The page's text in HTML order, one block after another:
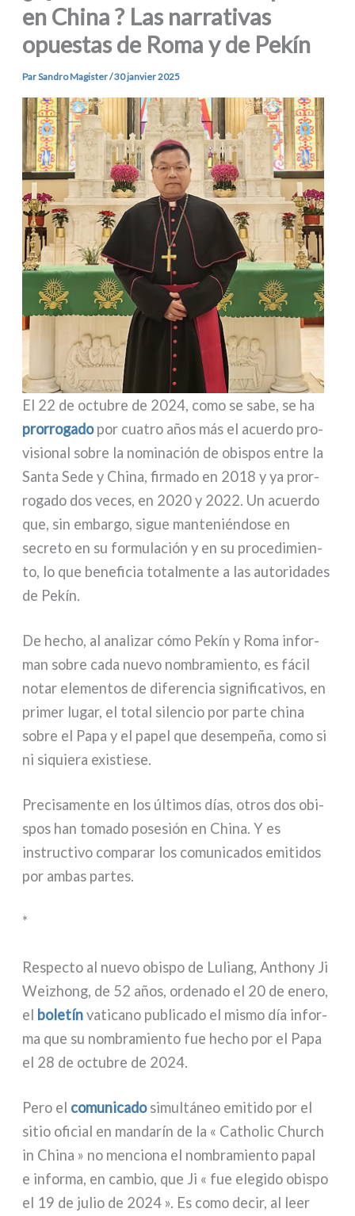
en China ? Las narrativas
opuestas de Roma y de Pekín
ParSandro Magister/30 janvier 2025
El 22 de octu­bre de 2024, como se sabe, se ha
pror­ro­ga­dopor cua­tro años más el acuer­do pro­
vi­sio­nal sobre la nomi­na­ción de obi­spos entre la
Santa Sede y China, fir­ma­do en 2018 y ya pror­
ro­ga­do dos veces, en 2020 y 2022. Un acuer­do
que, sin embar­go, sigue man­te­nién­do­se en
secre­to en su for­mu­la­ción y en su pro­ce­di­mien­
to, lo que bene­fi­cia total­men­te a las auto­ri­da­des
de Pekín.
De hecho, al ana­li­zar cómo Pekín y Roma infor­
man sobre cada nue­vo nom­bra­mien­to, es fácil
notar ele­men­tos de dife­ren­cia signi­fi­ca­ti­vos, en
pri­mer lugar, el total silen­cio por par­te chi­na
sobre el Papa y el papel que desem­peña, como si
ni siquie­ra exi­stie­se.
Precisamente en los últi­mos días, otros dos obi­
spos han toma­do pose­sión en China. Y es
instruc­ti­vo com­pa­rar los comu­ni­ca­dos emi­ti­dos
por ambas par­tes.
*
Respecto al nue­vo obi­spo de Luliang, Anthony Ji
Weizhong, de 52 años, orde­na­do el 20 de ene­ro,
el bole­tínvati­ca­no publi­ca­do el mismo día infor­
ma que su nom­bra­mien­to fue hecho por el Papa
el 28 de octu­bre de 2024.
Pero el comu­ni­ca­dosimul­tá­neo emi­ti­do por el
sitio ofi­cial en man­da­rín de la « Catholic Church
in China » no men­cio­na el nom­bra­mien­to papal
e infor­ma, en cam­bio, que Ji « fue ele­gi­do obi­spo
el 19 de julio de 2024 ». Es como decir, al leer